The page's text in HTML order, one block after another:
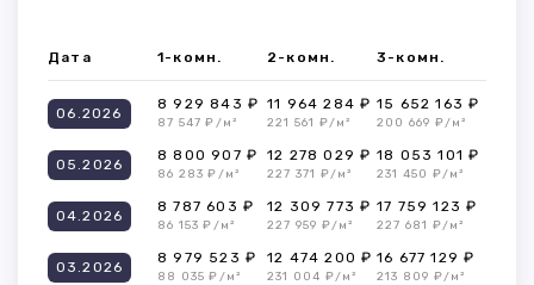
Дата 1-комн. 2-комн. 3-комн.
06.2026
8 929 843 ₽
87 547 ₽/м²
11 964 284 ₽
221 561 ₽/м²
15 652 163 ₽
200 669 ₽/м²
05.2026
8 800 907 ₽
86 283 ₽/м²
12 278 029 ₽
227 371 ₽/м²
18 053 101 ₽
231 450 ₽/м²
04.2026
8 787 603 ₽
86 153 ₽/м²
12 309 773 ₽
227 959 ₽/м²
17 759 123 ₽
227 681 ₽/м²
03.2026
8 979 523 ₽
88 035 ₽/м²
12 474 200 ₽
231 004 ₽/м²
16 677 129 ₽
213 809 ₽/м²